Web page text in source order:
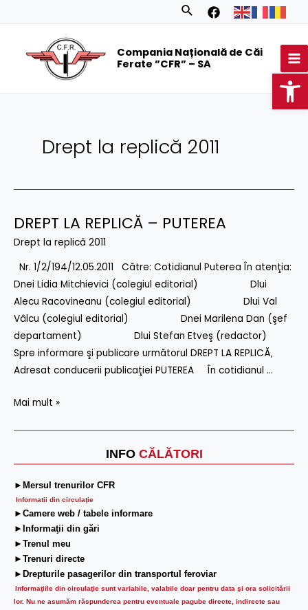
Search
Compania Națională de Căi
Ferate ”CFR” – SA
INFO CĂLĂTORI
►Mersul trenurilor CFR
Informatii din circulaţie
►Camere web / tabele informare
►Informaţii din gări
►Trenul meu
►Trenuri directe
►Drepturile pasagerilor din transportul feroviar
Informaţiile din circulaţie sunt variabile, valabile doar pentru data şi ora solicitării
lor. Nu ne asumăm răspunderea pentru eventuale pagube directe, indirecte sau
Drept la replică 2011
DREPT LA REPLICĂ – PUTEREA
Drept la replică 2011
Nr. 1/2/194/12.05.2011 Către: Cotidianul Puterea În atenţia:
Dnei Lidia Mitchievici (colegiul editorial) Dlui
Alecu Racovineanu (colegiul editorial) Dlui Val
Vâlcu (colegiul editorial) Dnei Marilena Dan (şef
departament) Dlui Stefan Etveş (redactor)
Spre informare şi publicare următorul DREPT LA REPLICĂ‚
Adresat conducerii publicaţiei PUTEREA În cotidianul …
DREPT
LA
PUTEREA
Mai mult »